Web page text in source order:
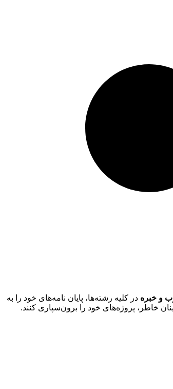
و خبره در کلیه رشته‌ها، پایان نامه‌های خود را به
خاطر، پروژه‌های خود را برون‌سپاری کنند.